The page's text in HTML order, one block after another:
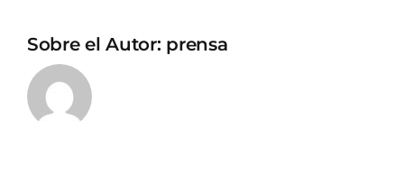
Sobre el Autor: prensa